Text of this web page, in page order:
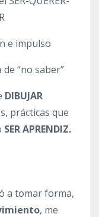
e impulso
“no saber”
DIBUJAR
prácticas que
SER APRENDIZ.
a tomar forma,
, me